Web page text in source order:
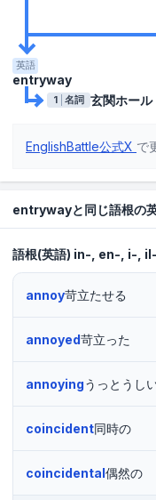
英語
entryway
1 名詞 玄関ホール
EnglishBattle公式X で
entrywayと同じ語根の
語根(英語) in-, en-, i-,
annoy苛立たせる
annoyed苛立った
annoyingうっとうし
coincident同時の
coincidental偶然の